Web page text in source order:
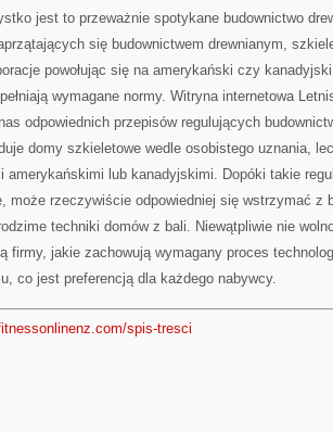
jest to przeważnie spotykane budownictwo
się budownictwem drewnianym,
powołując się na amerykański czy
wymagane normy. Witryna internetowa
odpowiednich przepisów regulujących
domy szkieletowe wedle osobistego uznania,
amerykańskimi lub kanadyjskimi. Dopóki takie
może rzeczywiście odpowiedniej się wstrzymać z
techniki domów z bali. Niewątpliwie nie
firmy, jakie zachowują wymagany proces
co jest preferencją dla każdego nabywcy.
spis-tresci